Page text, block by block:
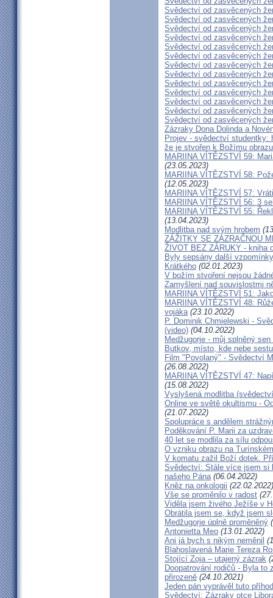
Svědectví od zasvěcených
Svědectví od zasvěcených
Svědectví od zasvěcených
Svědectví od zasvěcených
Svědectví od zasvěcených
Svědectví od zasvěcených
Svědectví od zasvěcených
Svědectví od zasvěcených
Svědectví od zasvěcených
Svědectví od zasvěcených
Svědectví od zasvěcených
Svědectví od zasvěcených
Svědectví od zasvěcených
Zázraky Dona Dolinda a
Projev - svědectví studentky:
že je stvořen k Božímu obrazu
MARIINA VÍTĚZSTVÍ 59:
(23.05.2023)
MARIINA VÍTĚZSTVÍ 58:
(12.05.2023)
MARIINA VÍTĚZSTVÍ 57:
MARIINA VÍTĚZSTVÍ 56: 3
MARIINA VÍTĚZSTVÍ 55:
(13.04.2023)
Modlitba nad svým hrobem
ZÁŽITKY SE ZÁZRAČNOU
ŽIVOT BEZ ZÁRUKY - kniha
Byly sepsány další
Krátkého (02.01.2023)
V božím stvoření nejsou
Zamyšlení nad souvislostmi
MARIINA VÍTĚZSTVÍ 51:
MARIINA VÍTĚZSTVÍ 48:
vojáka(23.10.2022)
P. Dominik Chmielewski -
(video) (04.10.2022)
Medžugorje - můj splněný
Butkov, místo, kde nebe
Film "Povolaný" - Svědectví
(26.08.2022)
MARIINA VÍTĚZSTVÍ 47:
(15.08.2022)
Vyslyšená modlitba
Online ve světě okultismu -
(21.07.2022)
Spolupráce s andělem
Poděkování P. Marii za
40 let se modlila za sílu
O vzniku obrazu na
V komatu zažil Boží dotek.
Svědectví: Stále více jsem si
našeho Pána(06.04.2022)
Kněz na onkologii (22.02.2022)
Vše se proměnilo v radost
Viděla jsem živého Ježíše v
Obrátila jsem se, když jsem
Medžugorje úplně proměněný
Antonietta Meo (13.01.2022)
Ani já bych s nikým neměnil
Blahoslavená Marie Tereza
Stojící Zoja – utajený zázrak
Doopatrování rodičů - Byla
přirozeně (24.10.2021)
Jeden pán vyprávěl tuto
Svědectví: Zázraky otce